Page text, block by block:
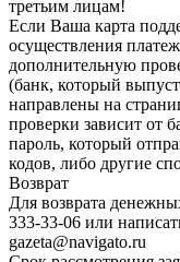
третьим лицам!
Если Ваша карта
осуществления
дополнительную
(банк, который
направлены на
проверки зависит от
пароль, который
кодов, либо другие
Возврат
Для возврата
333-33-06 или
gazeta@navigato.ru